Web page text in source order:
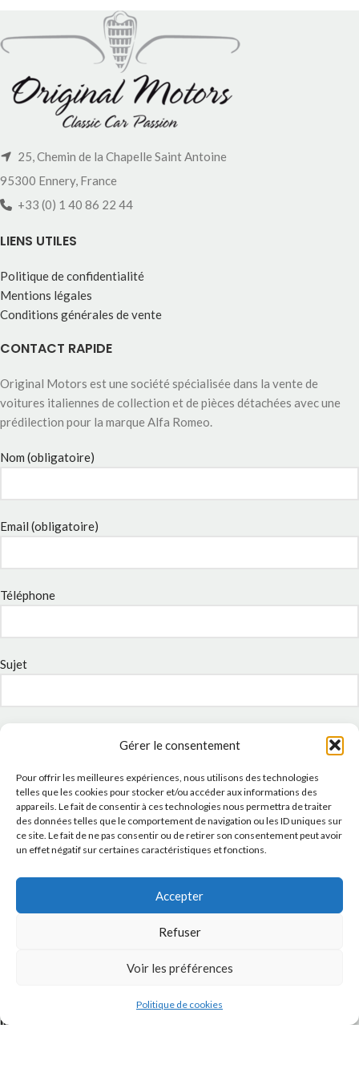
Gérer le consentement
Pour offrir les meilleures expériences, nous utilisons des technologies
telles que les cookies pour stocker et/ou accéder aux informations des
appareils. Le fait de consentir à ces technologies nous permettra de traiter
des données telles que le comportement de navigation ou les ID uniques sur
ce site. Le fait de ne pas consentir ou de retirer son consentement peut avoir
un effet négatif sur certaines caractéristiques et fonctions.
Accepter
Refuser
Voir les préférences
Politique de cookies
25, Chemin de la Chapelle Saint Antoine
95300 Ennery, France
+33 (0) 1 40 86 22 44
LIENS UTILES
Politique de confidentialité
Mentions légales
Conditions générales de vente
CONTACT RAPIDE
Original Motors est une société spécialisée dans la vente de
voitures italiennes de collection et de pièces détachées avec une
prédilection pour la marque Alfa Romeo.
Nom (obligatoire)
Email (obligatoire)
Téléphone
Sujet
Message
INSTAGRAM